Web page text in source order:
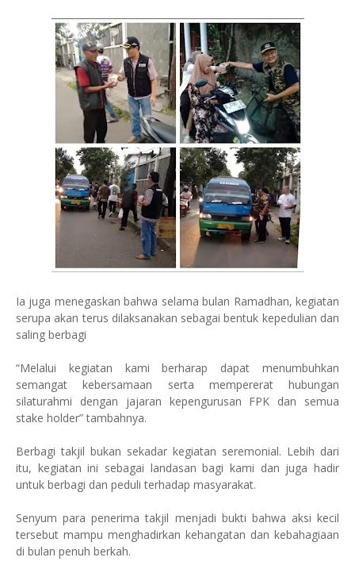
Ia juga menegaskan bahwa selama bulan Ramadhan, kegiatan
serupa akan terus dilaksanakan sebagai bentuk kepedulian dan
saling berbagi
“Melalui kegiatan kami berharap dapat menumbuhkan
semangat kebersamaan serta mempererat hubungan
silaturahmi dengan jajaran kepengurusan FPK dan semua
stake holder” tambahnya.
Berbagi takjil bukan sekadar kegiatan seremonial. Lebih dari
itu, kegiatan ini sebagai landasan bagi kami dan juga hadir
untuk berbagi dan peduli terhadap masyarakat.
Senyum para penerima takjil menjadi bukti bahwa aksi kecil
tersebut mampu menghadirkan kehangatan dan kebahagiaan
di bulan penuh berkah.